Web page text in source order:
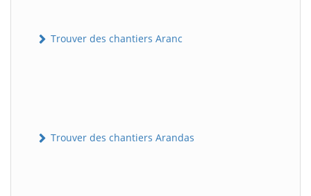
Trouver des chantiers Aranc
Trouver des chantiers Arandas